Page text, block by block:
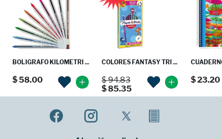
BOLIGRAFO KILOMETRI ...
$ 58.00
COLORES FANTASY TRI ...
$ 94.83
$ 85.35
$ 23.20